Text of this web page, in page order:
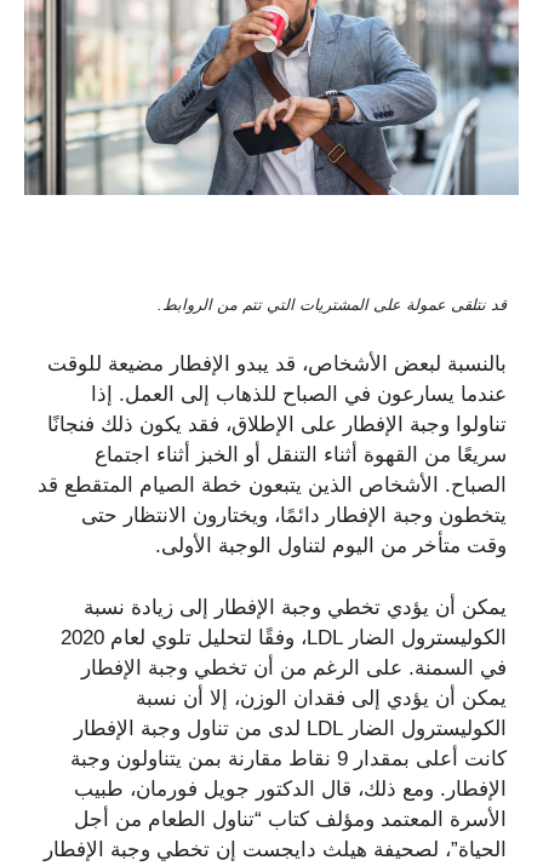
قد نتلقى عمولة على المشتريات التي تتم من الروابط.
بالنسبة لبعض الأشخاص، قد يبدو الإفطار مضيعة للوقت
عندما يسارعون في الصباح للذهاب إلى العمل. إذا
تناولوا وجبة الإفطار على الإطلاق، فقد يكون ذلك فنجانًا
سريعًا من القهوة أثناء التنقل أو الخبز أثناء اجتماع
الصباح. الأشخاص الذين يتبعون خطة الصيام المتقطع قد
يتخطون وجبة الإفطار دائمًا، ويختارون الانتظار حتى
وقت متأخر من اليوم لتناول الوجبة الأولى.
يمكن أن يؤدي تخطي وجبة الإفطار إلى زيادة نسبة
الكوليسترول الضار LDL، وفقًا لتحليل تلوي لعام 2020
في السمنة. على الرغم من أن تخطي وجبة الإفطار
يمكن أن يؤدي إلى فقدان الوزن، إلا أن نسبة
الكوليسترول الضار LDL لدى من تناول وجبة الإفطار
كانت أعلى بمقدار 9 نقاط مقارنة بمن يتناولون وجبة
الإفطار. ومع ذلك، قال الدكتور جويل فورمان، طبيب
الأسرة المعتمد ومؤلف كتاب “تناول الطعام من أجل
الحياة”، لصحيفة هيلث دايجست إن تخطي وجبة الإفطار